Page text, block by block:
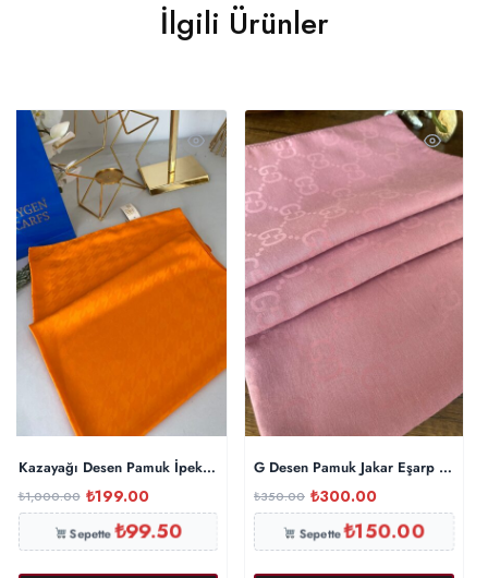
İlgili Ürünler
Kazayağı Desen Pamuk İpeksi Şal 44895 – Turuncu
₺1,000.00 ₺199.00
Sepette₺99.50
G Desen Pamuk Jakar Eşarp 10442
₺350.00 ₺300.00
Sepette₺150.00